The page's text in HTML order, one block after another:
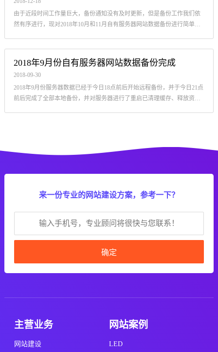
2018-12-18
由于近段时间工作量巨大，备份通知没有及时更新，但是备份工作我们依
然有序进行，现对2018年10月和11月自有服务器网站数据备份进行简单说
明。
2018年9月份自有服务器网站数据备份完成
2018-09-30
2018年9月份服务器数据已经于今日18点前后开始远程备份，并于今日21点
前后完成了全部本地备份，并对服务器进行了重启已清理缓存、释放资
源。
来一份专业的网站建设方案，参考一下？
确定
主营业务
网站建设
网站案例
LED